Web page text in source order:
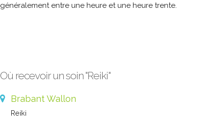
généralement entre une heure et une heure trente.
Où recevoir un soin "Reiki"
Brabant Wallon
Reiki